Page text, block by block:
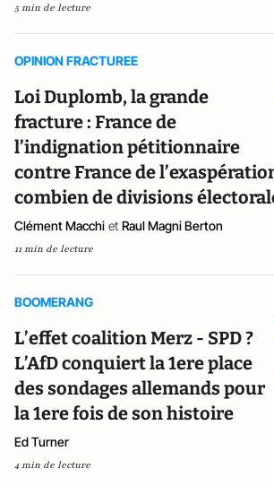
5 min de lecture
OPINION FRACTUREE
Loi Duplomb, la grande
fracture : France de
l’indignation pétitionnaire
contre France de
combien de divisions
Clément Macchi et Raul Magni Berton
11 min de lecture
BOOMERANG
L’effet coalition Merz - SPD ?
L’AfD conquiert la 1ere place
des sondages allemands pour
la 1ere fois de son histoire
Ed Turner
4 min de lecture